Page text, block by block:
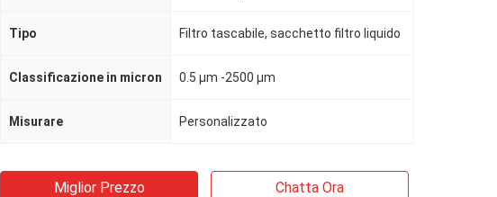
Tipo Filtro tascabile, sacchetto filtro liquido
Classificazione in micron 0.5 μm -2500 μm
Misurare Personalizzato
Miglior Prezzo Chatta Ora